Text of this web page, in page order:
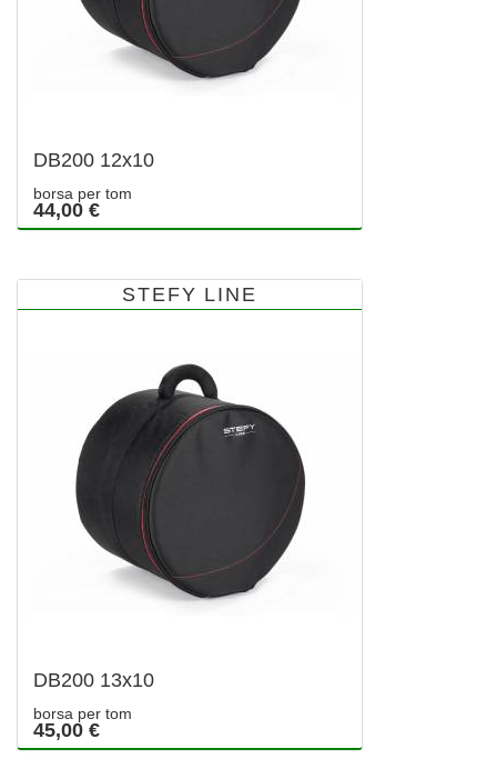
DB200 12x10
borsa per tom
44,00 €
STEFY LINE
DB200 13x10
borsa per tom
45,00 €